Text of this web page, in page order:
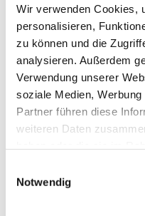
Wir verwenden Cookies,
personalisieren,
zu können und die
analysieren. Außerdem
Verwendung unserer
soziale Medien,
Partner führen diese
weiteren Daten
Notwendig